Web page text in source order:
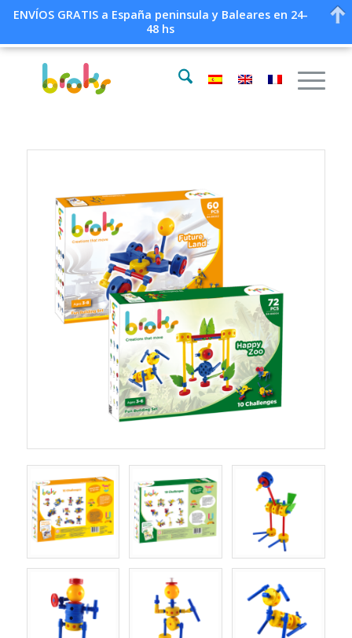
ENVÍOS GRATIS a España peninsula y Baleares en 24-
48 hs